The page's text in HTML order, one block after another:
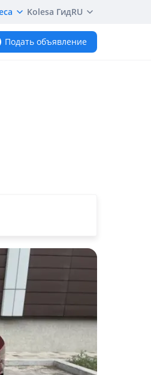
Kolesa ГидRU
Подать объявление